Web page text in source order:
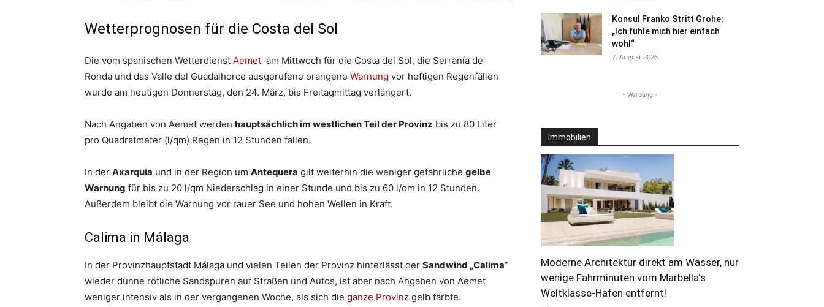
Wetterprognosen für die Costa del Sol
Die vom spanischen Wetterdienst Aemet am Mittwoch für die Costa del Sol, die Serranía de
Ronda und das Valle del Guadalhorce ausgerufene orangene Warnung vor heftigen Regenfällen
wurde am heutigen Donnerstag, den 24. März, bis Freitagmittag verlängert.
Nach Angaben von Aemet werden hauptsächlich im westlichen Teil der Provinz bis zu 80 Liter
pro Quadratmeter (l/qm) Regen in 12 Stunden fallen.
In der Axarquia und in der Region um Antequera gilt weiterhin die weniger gefährliche gelbe
Warnung für bis zu 20 l/qm Niederschlag in einer Stunde und bis zu 60 l/qm in 12 Stunden.
Außerdem bleibt die Warnung vor rauer See und hohen Wellen in Kraft.
Calima in Málaga
In der Provinzhauptstadt Málaga und vielen Teilen der Provinz hinterlässt der Sandwind „Calima“
wieder dünne rötliche Sandspuren auf Straßen und Autos, ist aber nach Angaben von Aemet
weniger intensiv als in der vergangenen Woche, als sich die ganze Provinz gelb färbte.
Konsul Franko Stritt Grohe:
„Ich fühle mich hier einfach
wohl“
7. August 2026
- Werbung -
Immobilien
Moderne Architektur direkt am Wasser, nur
wenige Fahrminuten vom Marbella‘s
Weltklasse-Hafen entfernt!